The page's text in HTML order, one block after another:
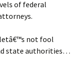
of federal
not fool
state authorities…